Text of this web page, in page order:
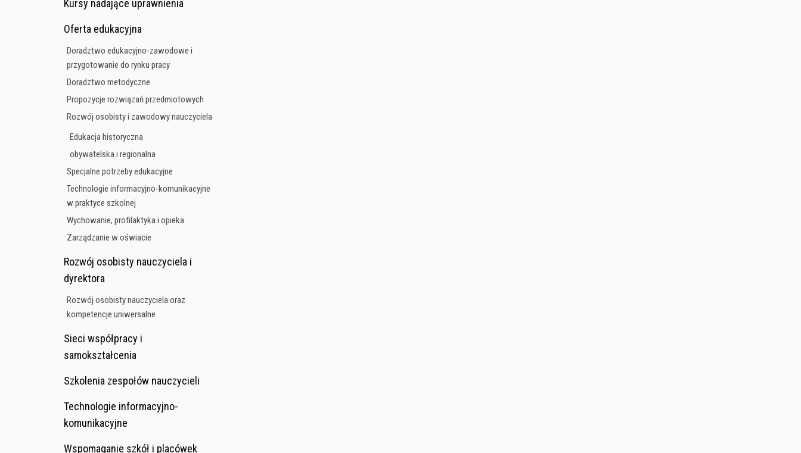
Kursy nadające uprawnienia
Oferta edukacyjna
Doradztwo edukacyjno-zawodowe i
przygotowanie do rynku pracy
Doradztwo metodyczne
Propozycje rozwiązań przedmiotowych
Rozwój osobisty i zawodowy nauczyciela
Edukacja historyczna
obywatelska i regionalna
Specjalne potrzeby edukacyjne
Technologie informacyjno-komunikacyjne
w praktyce szkolnej
Wychowanie, profilaktyka i opieka
Zarządzanie w oświacie
Rozwój osobisty nauczyciela i
dyrektora
Rozwój osobisty nauczyciela oraz
kompetencje uniwersalne
Sieci współpracy i
samokształcenia
Szkolenia zespołów nauczycieli
Technologie informacyjno-
komunikacyjne
Wspomaganie szkół i placówek